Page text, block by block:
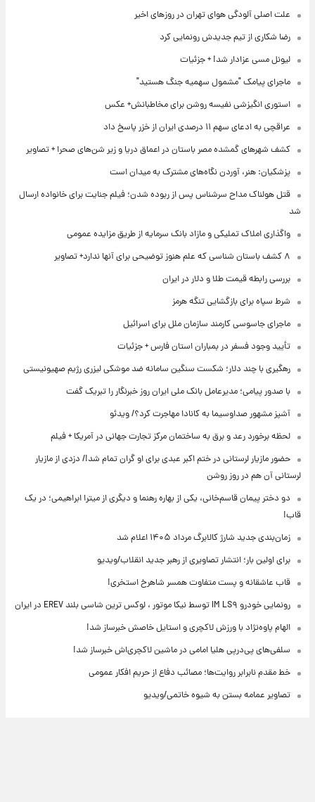
علت اصلی آلودگی هوای تهران در روزهای اخیر
رضا شکاری از تیم جدیدش رونمایی کرد
لیونل مسی عزادار شد! + جزئیات
ماجرای پیامک "مشمول سهمیه جنگ هستید"
استوری انگیزشی نفیسه روشن برای مخاطبانش+ عکس
عراقچی به ادعای سهم ۱۱ درصدی ایران از خزر پاسخ داد
کشف شهرهای گمشده مصر باستان در اعماق دریا و زیر شن‌های صحرا + تصاویر
پزشکیان: هنر، آوردن نگاه‌های مشترک به میدان است
قتل هولناک مداح سرشناس پس از ربوده شدن؛ فیلم جنایت برای خانواده ارسال
شد
واگذاری املاک تملیکی و مازاد بانک سرمایه از طریق مزایده عمومی
۸ کشف باستان شناسی که علم هنوز توضیحی برای آنها ندارد+ تصاویر
بررسی رابطه قیمت طلا و دلار در ایران
شرط سپاه برای بازگشایی تنگه هرمز
ماجرای جاسوسی کارمند سازمان ملل برای اسرائیل
تأیید وجود فسفر در بمباران استان فارس + جزئیات
رهگیری با چند دلار؛ شکست سنگین سامانه ضد موشکی لیزری رژیم صهیونیستی
با صدور پیامی؛ مدیرعامل بانک ملی ایران روز خبرنگار را تبریک گفت
آشپز مشهور صداوسیما به کانادا مهاجرت کرد؟/ ویدئو
لحظه برخورد رعد و برق به ساختمان مرکز تجارت جهانی در آمریکا + فیلم
حضور مازیار لرستانی در ختم اکبر عبدی برای او گران تمام شد!/ دزدی از مازیار
لرستانی آن هم در روز روشن
دو دختر پیمان قاسم‌خانی، یکی از بهاره رهنما و دیگری از میترا ابراهیمی؛ در یک
قاب!
زمان‌بندی جدید شارژ کالابرگ مرداد ۱۴۰۵ اعلام شد
برای اولین بار؛ انتشار تصاویری از رهبر جدید انقلاب/ویدیو
قاب عاشقانه و پست متفاوت همسر شاهرخ استخری!
رونمایی خودرو IM LS۹ توسط نیکا موتور ، لوکس ترین شاسی بلند EREV در ایران
الهام پاوه‌نژاد با ورزش لاکچری و استایل خاصش خبرساز شد!
سلفی‌های پی‌درپی هلیا امامی در ماشین لاکچری‌اش خبرساز شد!
خط مقدم نابرابر روایت‌ها؛ مصائب دفاع از حریم افکار عمومی
تصاویر عمامه بستن به شیوه خاتمی/ویدیو